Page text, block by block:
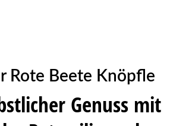
Rote Beete Knöpfle
Genuss mit